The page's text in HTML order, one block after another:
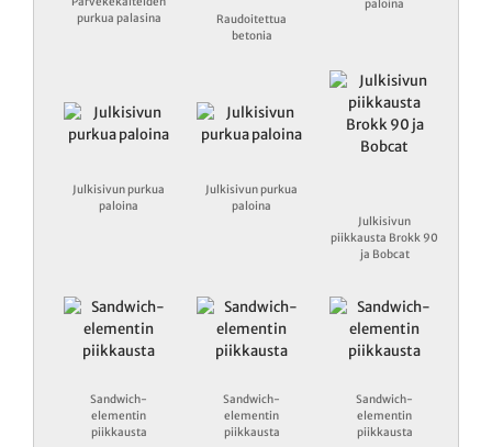
purkua palasina
Raudoitettua
betonia
paloina
Julkisivun purkua
paloina
Julkisivun purkua
paloina
Julkisivun
piikkausta Brokk 90
ja Bobcat
Sandwich-
elementin
piikkausta
Sandwich-
elementin
piikkausta
Sandwich-
elementin
piikkausta